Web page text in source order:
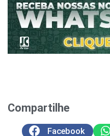
Compartilhe
Facebook